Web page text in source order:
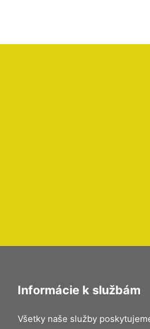
Informácie k službám
Všetky naše služby